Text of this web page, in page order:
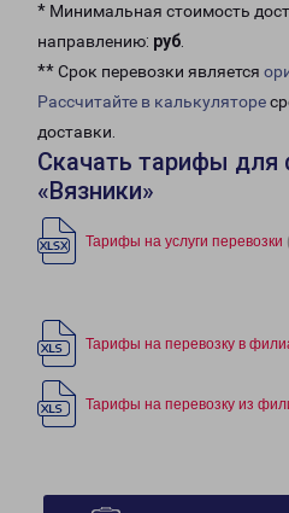
* Минимальная стоимость
направлению: руб.
** Срок перевозки является
Рассчитайте в калькуляторе
доставки.
Скачать тарифы для
«Вязники»
Тарифы на услуги перевозки
Тарифы на перевозку в
Тарифы на перевозку из